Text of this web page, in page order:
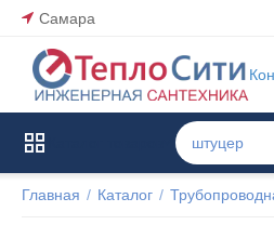
Самара
Главная / Каталог /